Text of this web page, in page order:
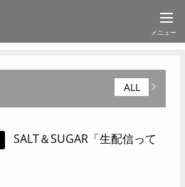
ALL
SALT＆SUGAR「生配信って